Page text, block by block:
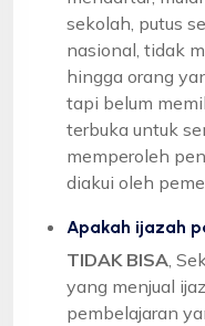
sekolah, putus
nasional, tidak
hingga orang
tapi belum
terbuka untuk
memperoleh
diakui oleh
Apakah ijazah
TIDAK BISA ,
yang menjual
pembelajaran